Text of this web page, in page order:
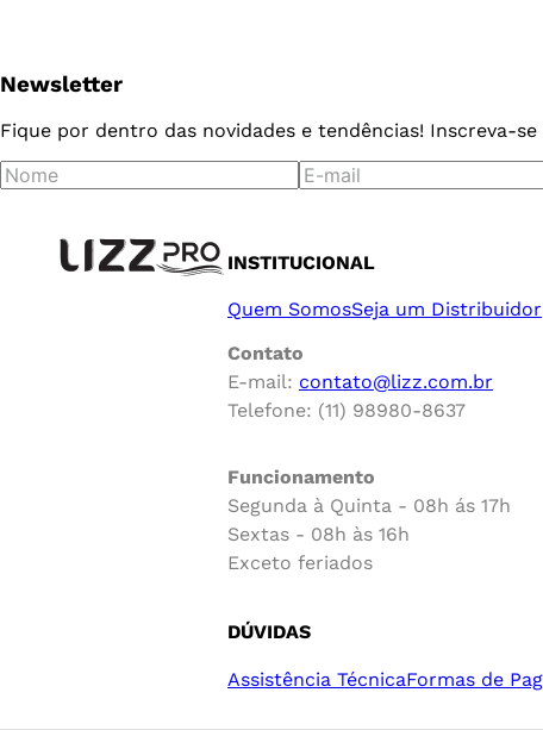
Newsletter
Fique por dentro das novidades e tendências! Inscreva-
INSTITUCIONAL
Quem SomosSeja um Distribuidor
Contato
E-mail: contato@lizz.com.br
Telefone: (11) 98980-8637
Funcionamento
Segunda à Quinta - 08h ás 17h
Sextas - 08h às 16h
Exceto feriados
DÚVIDAS
Assistência TécnicaFormas de